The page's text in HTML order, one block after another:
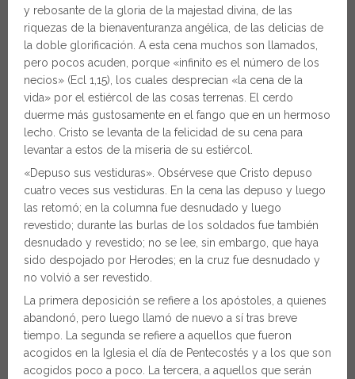
y rebosante de la gloria de la majestad divina, de las
riquezas de la bienaventuranza angélica, de las delicias de
la doble glorificación. A esta cena muchos son llamados,
pero pocos acuden, porque «infinito es el número de los
necios» (Ecl 1,15), los cuales desprecian «la cena de la
vida» por el estiércol de las cosas terrenas. El cerdo
duerme más gustosamente en el fango que en un hermoso
lecho. Cristo se levanta de la felicidad de su cena para
levantar a estos de la miseria de su estiércol.
«Depuso sus vestiduras». Obsérvese que Cristo depuso
cuatro veces sus vestiduras. En la cena las depuso y luego
las retomó; en la columna fue desnudado y luego
revestido; durante las burlas de los soldados fue también
desnudado y revestido; no se lee, sin embargo, que haya
sido despojado por Herodes; en la cruz fue desnudado y
no volvió a ser revestido.
La primera deposición se refiere a los apóstoles, a quienes
abandonó, pero luego llamó de nuevo a sí tras breve
tiempo. La segunda se refiere a aquellos que fueron
acogidos en la Iglesia el día de Pentecostés y a los que son
acogidos poco a poco. La tercera, a aquellos que serán